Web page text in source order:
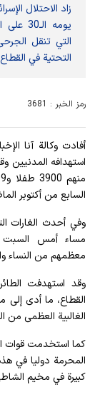
زاد الاحتلال
يومه
التي تنقل
التحتية في
رمز الخبر : 3681
أفادت وکالة آنا
السابع من أكتوبر
وفي أحدث الغارات
مساء أمس السبت
معظمهم من النساء
وقد استهدفت
الغالبية العظمى من
كما استخدمت قوات
كبيرة في مخيم